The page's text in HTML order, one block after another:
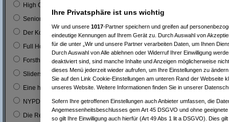
High Chaparal
Seniorenclub
Der Kopfgeldjäger (mit Steve McQueen)
Full House (mitn Joe Bologna) 0
Forsthaus Falkenau 0
Sliders 1 0 %
Eine himmlische Familie 1 0 %
NYPD Blue 0
Die Rettungsflieger 0
Ihre Privatsphäre ist uns wichtig
Wir und unsere 1017-Partner speichern und greifen auf
eindeutige Kennungen auf Ihrem Gerät zu. Durch Auswahl von
für die unter „Wir und unsere Partner verarbeiten Daten, um Ihnen
Durch Auswahl von Alle ablehnen oder Widerruf Ihrer Einwilligung
deaktiviert sind, sind manche Inhalte und Anzeigen möglicherweise
dieses Menü jederzeit wieder aufrufen, um Ihre Einstellungen zu
Sie auf den Link Cookie-Einstellungen am unteren Rand der Webseite
unseres Website. Weitere Informationen finden Sie in unserer
Sofern Ihre getroffenen Einstellungen auch Anbieter umfassen, die
Angemessenheitsbeschlusses gem Art 45 DSGVO und ohne
so gilt Ihre Einwilligung auch hierfür (Art 49 Abs 1 lit a DSGVO). Dies